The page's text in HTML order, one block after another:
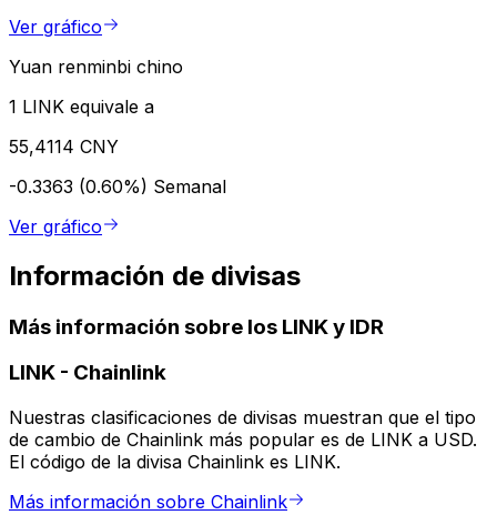
Ver gráfico
Yuan renminbi chino
1 LINK equivale a
55,4114 CNY
-0.3363 (0.60%) Semanal
Ver gráfico
Información de divisas
Más información sobre los LINK y IDR
LINK - Chainlink
Nuestras clasificaciones de divisas muestran que el tipo
de cambio de Chainlink más popular es de LINK a USD.
El código de la divisa Chainlink es LINK.
Más información sobre Chainlink